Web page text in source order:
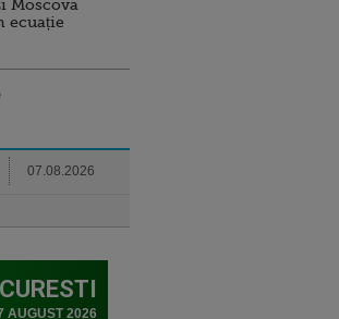
Moscova
ecuație
07.08.2026